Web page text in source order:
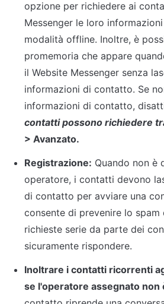
opzione per richiedere ai
Messenger le loro
modalità offline. Inoltre, è
promemoria che appare
il Website Messenger senza
informazioni di contatto. Se
informazioni di contatto,
contatti possono richiedere
> Avanzato.
Registrazione: Quando non è
operatore, i contatti devono
di contatto per avviare una
consente di prevenire lo
richieste serie da parte dei
sicuramente rispondere.
Inoltrare i contatti ricorrenti
se l'operatore assegnato non